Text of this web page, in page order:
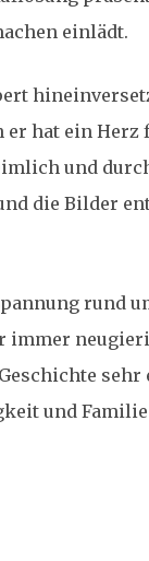
einlädt.
hat ein Herz
und
die Bilder
rund
immer
und